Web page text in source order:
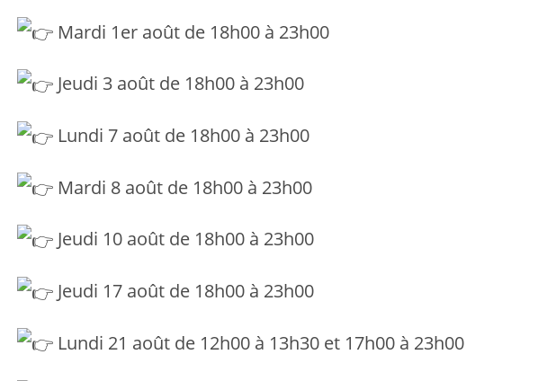
Mardi 1er août de 18h00 à 23h00
Jeudi 3 août de 18h00 à 23h00
Lundi 7 août de 18h00 à 23h00
Mardi 8 août de 18h00 à 23h00
Jeudi 10 août de 18h00 à 23h00
Jeudi 17 août de 18h00 à 23h00
Lundi 21 août de 12h00 à 13h30 et 17h00 à 23h00